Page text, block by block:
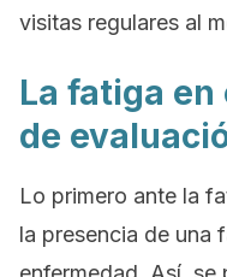
visitas regulares al
La fatiga
de
Lo primero ante la
la presencia de una